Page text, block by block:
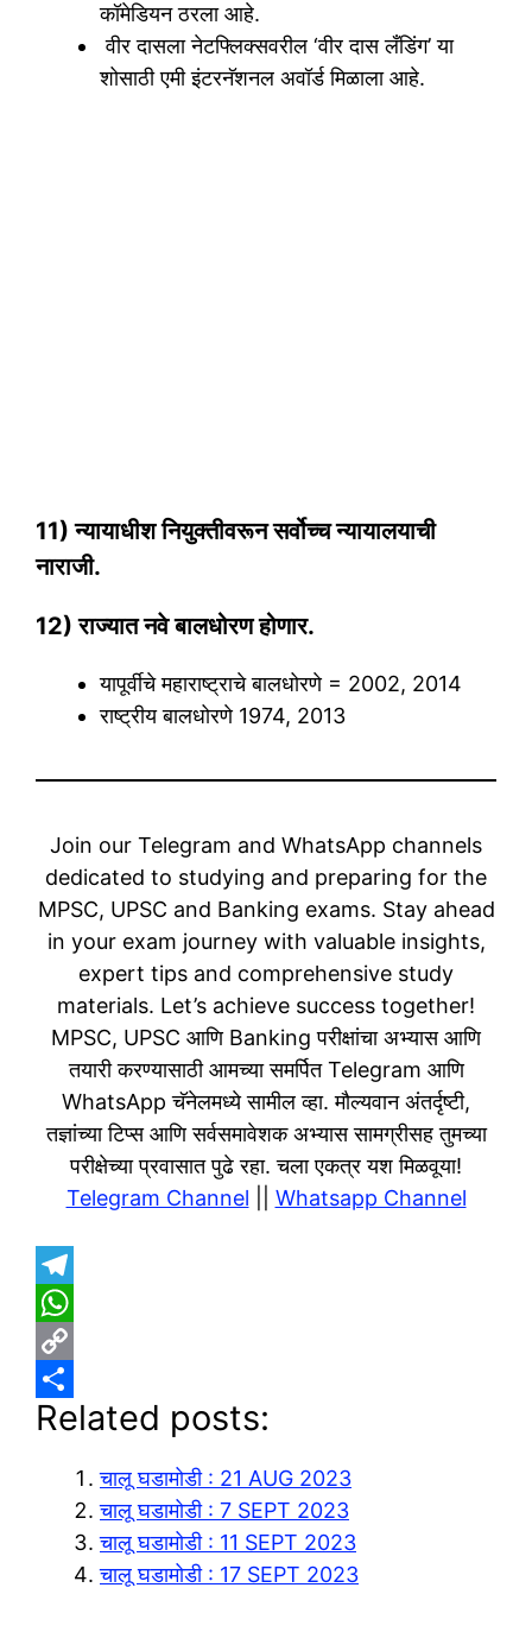
कॉमेडियन ठरला आहे.
वीर दासला नेटफ्लिक्सवरील ‘वीर दास लँडिंग’ या
शोसाठी एमी इंटरनॅशनल अवॉर्ड मिळाला आहे.
11) न्यायाधीश नियुक्तीवरून सर्वोच्च न्यायालयाची
नाराजी.
12) राज्यात नवे बालधोरण होणार.
यापूर्वीचे महाराष्ट्राचे बालधोरणे = 2002, 2014
राष्ट्रीय बालधोरणे 1974, 2013
Join our Telegram and WhatsApp channels
dedicated to studying and preparing for the
MPSC, UPSC and Banking exams. Stay ahead
in your exam journey with valuable insights,
expert tips and comprehensive study
materials. Let’s achieve success together!
MPSC, UPSC आणि Banking परीक्षांचा अभ्यास आणि
तयारी करण्यासाठी आमच्या समर्पित Telegram आणि
WhatsApp चॅनेलमध्ये सामील व्हा. मौल्यवान अंतर्दृष्टी,
तज्ञांच्या टिप्स आणि सर्वसमावेशक अभ्यास सामग्रीसह तुमच्या
परीक्षेच्या प्रवासात पुढे रहा. चला एकत्र यश मिळवूया!
Telegram Channel
Whatsapp Channel
T
e
e
W
h
a
C
o
S
Related posts:
चालू घडामोडी : 21 AUG 2023
चालू घडामोडी : 7 SEPT 2023
चालू घडामोडी : 11 SEPT 2023
चालू घडामोडी : 17 SEPT 2023